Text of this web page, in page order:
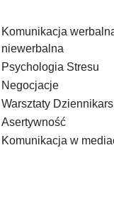
Komunikacja
niewerbalna
Psychologia Stresu
Negocjacje
Warsztaty
Asertywność
Komunikacja w